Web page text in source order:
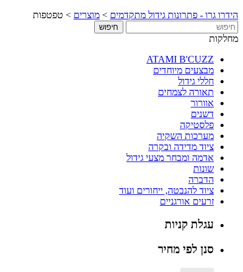
הידרו גרו - פתרונות גידול מתקדמים > מוצרים > טפטפות
מחלקות
ATAMI B'CUZZ
מבצעים מיוחדים
חללי גידול
תאורה לצמחים
אוורור
דשנים
פלסטיקה
מערכות השקיה
ציוד מדידה ובקרה
אדמה ומבחר מצעי גידול
שונות
הדברה
ציוד להנבטה, ייחורים ועוד
זרעים אורגניים
עגלת קניות
סנן לפי מחיר